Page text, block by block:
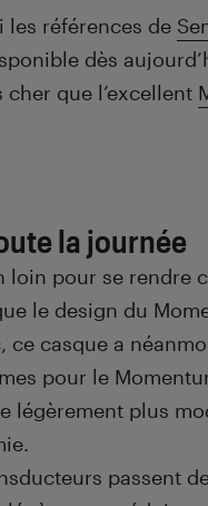
les références de
dès
cher que l’excellent
la journée
pour se rendre
le design du
casque a
pour le
légèrement plus
passent